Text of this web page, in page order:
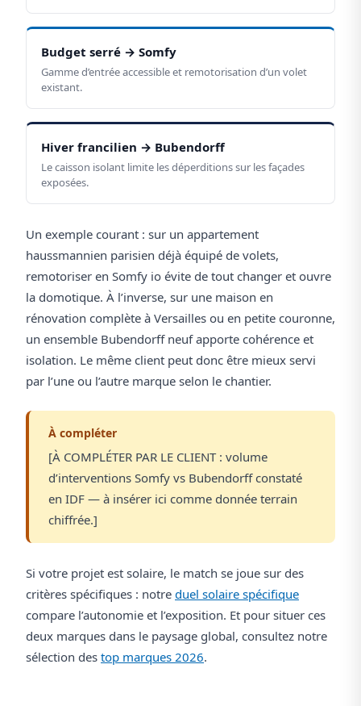
Budget serré → Somfy
Gamme d’entrée accessible et remotorisation d’un volet
existant.
Hiver francilien → Bubendorff
Le caisson isolant limite les déperditions sur les façades
exposées.
Un exemple courant : sur un appartement
haussmannien parisien déjà équipé de volets,
remotoriser en Somfy io évite de tout changer et ouvre
la domotique. À l’inverse, sur une maison en
rénovation complète à Versailles ou en petite couronne,
un ensemble Bubendorff neuf apporte cohérence et
isolation. Le même client peut donc être mieux servi
par l’une ou l’autre marque selon le chantier.
À compléter
[À COMPLÉTER PAR LE CLIENT : volume
d’interventions Somfy vs Bubendorff constaté
en IDF — à insérer ici comme donnée terrain
chiffrée.]
Si votre projet est solaire, le match se joue sur des
critères spécifiques : notre duel solaire spécifique
compare l’autonomie et l’exposition. Et pour situer ces
deux marques dans le paysage global, consultez notre
sélection des top marques 2026.